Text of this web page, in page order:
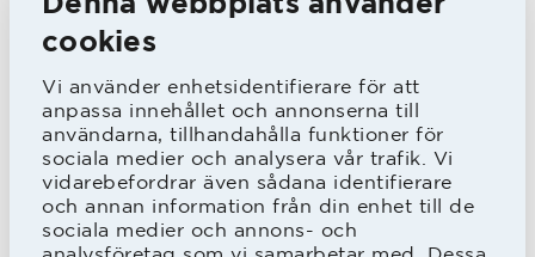
cookies
Vi använder enhetsidentifierare för att
anpassa innehållet och annonserna till
användarna, tillhandahålla funktioner för
sociala medier och analysera vår trafik. Vi
vidarebefordrar även sådana identifierare
och annan information från din enhet till de
sociala medier och annons- och
kombihallen, men de fick köra tillbaka
mig till Örjan efter 20 minuter. Så jag
gav upp efter fyra dagar och det var
först i juni som jag var tillbaka. Jag
provade allt inom sjukvården och var
hemma i fem månader.